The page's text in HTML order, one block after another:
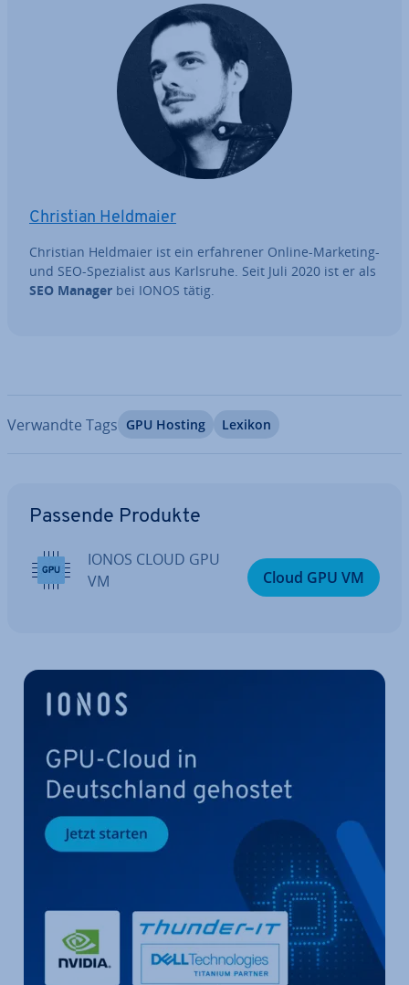
Christian Heldmaier
Christian Heldmaier ist ein er­fah­re­ner Online-Marketing-
und SEO-Spe­zia­list aus Karlsruhe. Seit Juli 2020 ist er als
SEO Manager bei IONOS tätig.
Verwandte Tags GPU Hosting Lexikon
Passende Produkte
IONOS CLOUD GPU
VM
Cloud GPU VM